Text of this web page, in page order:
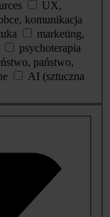
UX,
komunikacja
marketing,
psychoterapia
państwo,
AI (sztuczna